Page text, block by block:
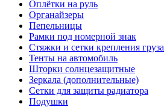
Оплётки на руль
Органайзеры
Пепельницы
Рамки под номерной знак
Стяжки и сетки крепления груза
Тенты на автомобиль
Шторки солнцезащитные
Зеркала (дополнительные)
Сетки для защиты радиатора
Подушки